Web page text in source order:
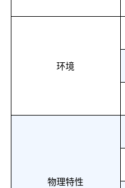
环境
物理特性